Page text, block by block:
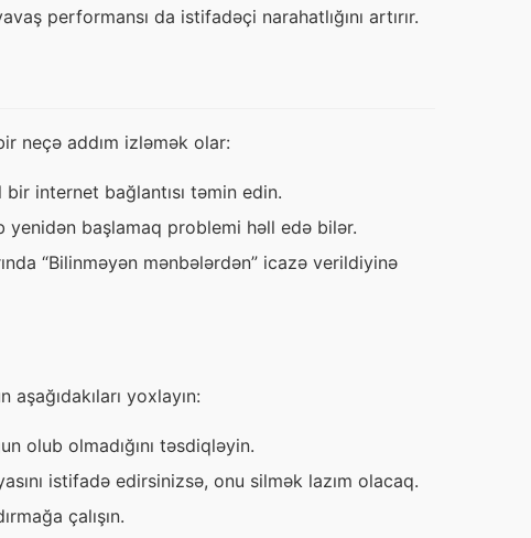
performansı da istifadəçi narahatlığını artırır.
neçə addım izləmək olar:
internet bağlantısı təmin edin.
yenidən başlamaq problemi həll edə bilər.
“Bilinməyən mənbələrdən” icazə verildiyinə
aşağıdakıları yoxlayın:
olub olmadığını təsdiqləyin.
istifadə edirsinizsə, onu silmək lazım olacaq.
çalışın.